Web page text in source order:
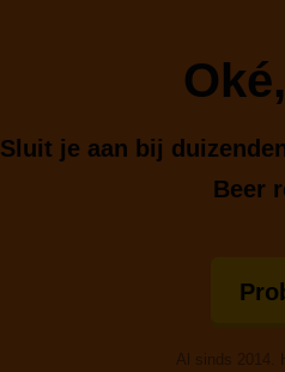
Sluit je aan bij
Beer
Al sinds 2014.